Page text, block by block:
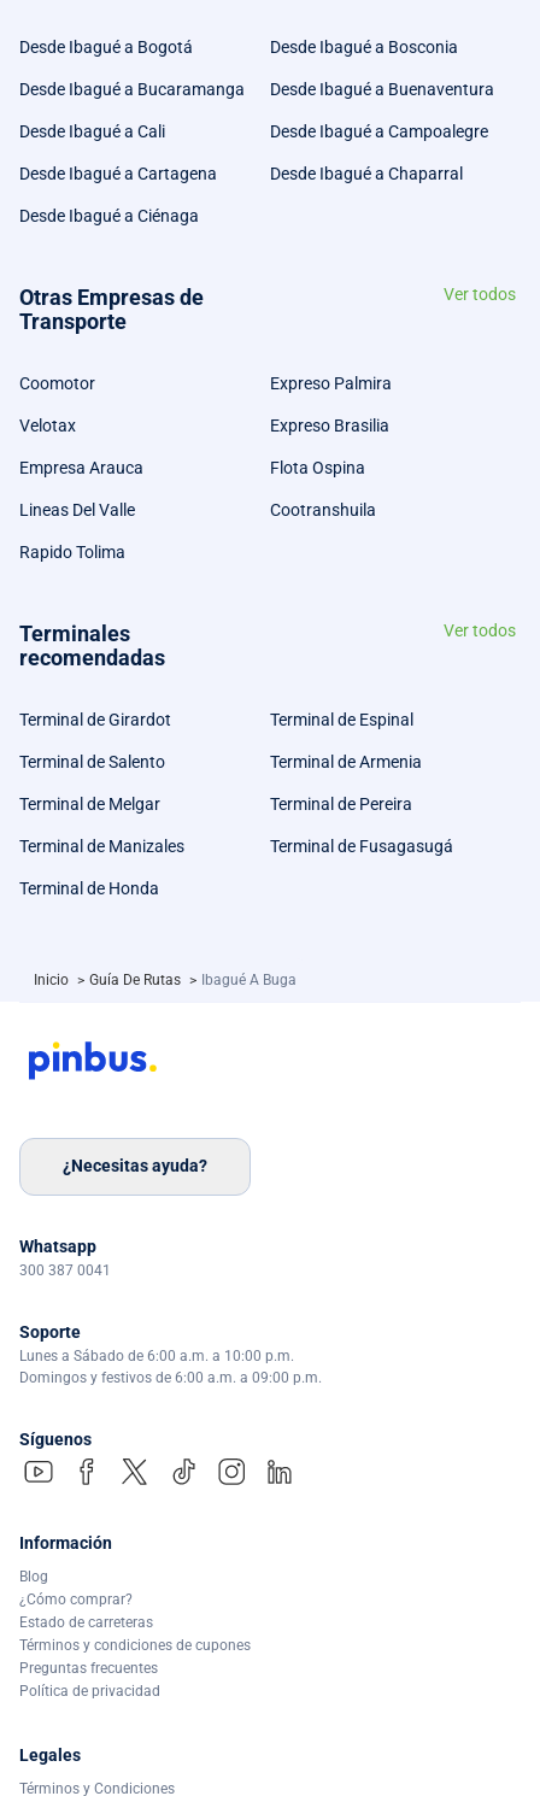
Desde Ibagué a Bogotá Desde Ibagué a Bosconia
Desde Ibagué a Bucaramanga Desde Ibagué a Buenaventura
Desde Ibagué a Cali Desde Ibagué a Campoalegre
Desde Ibagué a Cartagena Desde Ibagué a Chaparral
Desde Ibagué a Ciénaga
Otras Empresas de
Transporte
Ver todos
Coomotor Expreso Palmira
Velotax Expreso Brasilia
Empresa Arauca Flota Ospina
Lineas Del Valle Cootranshuila
Rapido Tolima
Terminales
recomendadas
Ver todos
Terminal de Girardot Terminal de Espinal
Terminal de Salento Terminal de Armenia
Terminal de Melgar Terminal de Pereira
Terminal de Manizales Terminal de Fusagasugá
Terminal de Honda
Inicio > Guía De Rutas > Ibagué A Buga
¿Necesitas ayuda?
Whatsapp
300 387 0041
Soporte
Lunes a Sábado de 6:00 a.m. a 10:00 p.m.
Domingos y festivos de 6:00 a.m. a 09:00 p.m.
Síguenos
Información
Blog
¿Cómo comprar?
Estado de carreteras
Términos y condiciones de cupones
Preguntas frecuentes
Política de privacidad
Legales
Términos y Condiciones